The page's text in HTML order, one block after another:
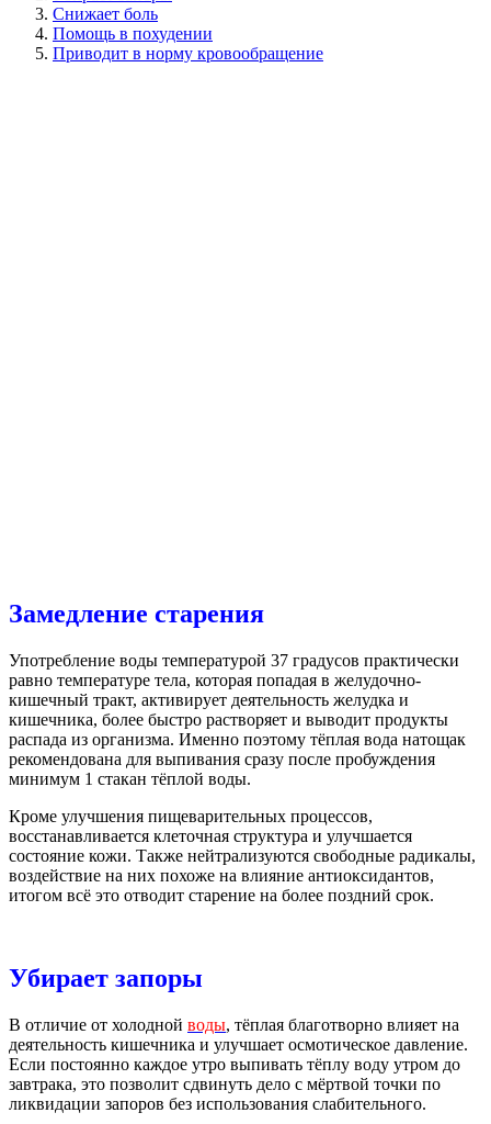
Снижает боль
Помощь в похудении
Приводит в норму кровообращение
Замедление старения
Употребление воды температурой 37 градусов практически
равно температуре тела, которая попадая в желудочно-
кишечный тракт, активирует деятельность желудка и
кишечника, более быстро растворяет и выводит продукты
распада из организма. Именно поэтому тёплая вода натощак
рекомендована для выпивания сразу после пробуждения
минимум 1 стакан тёплой воды.
Кроме улучшения пищеварительных процессов,
восстанавливается клеточная структура и улучшается
состояние кожи. Также нейтрализуются свободные радикалы,
воздействие на них похоже на влияние антиоксидантов,
итогом всё это отводит старение на более поздний срок.
Убирает запоры
В отличие от холодной воды, тёплая благотворно влияет на
деятельность кишечника и улучшает осмотическое давление.
Если постоянно каждое утро выпивать тёплу воду утром до
завтрака, это позволит сдвинуть дело с мёртвой точки по
ликвидации запоров без использования слабительного.